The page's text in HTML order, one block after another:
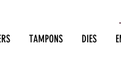
TAMPONS DIES